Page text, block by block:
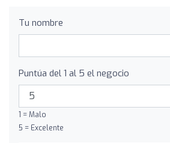
Tu nombre
Puntúa del 1 al 5 el negocio
1 = Malo
5 = Excelente